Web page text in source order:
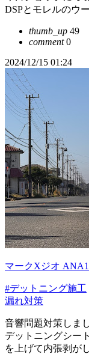
DSPとモレルのウ
thumb_up 49
comment0
2024/12/15 01:24
マークXジオ
#デットニング施工
漏れ対策
音響問題対策しま
デットニングシー
を上げて内張剥が